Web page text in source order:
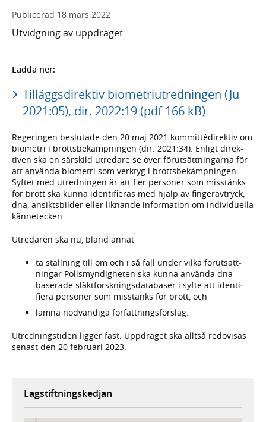
Publicerad 18 mars 2022
Utvidgning av uppdraget
Ladda ner:
Tilläggsdirektiv biometriutredningen (Ju
2021:05), dir. 2022:19 (pdf 166 kB)
Regeringen beslutade den 20 maj 2021 kommitté­direktiv om
biometri i brotts­bekämp­ningen (dir. 2021:34). Enligt direk­
tiven ska en särskild utredare se över förut­sätt­ningarna för
att använda biometri som verktyg i brotts­bekämp­ningen.
Syftet med utred­ningen är att fler personer som misstänks
för brott ska kunna identi­fieras med hjälp av finger­avtryck,
dna, ansikts­bilder eller liknande infor­mation om individu­ella
känne­tecken.
Utredaren ska nu, bland annat
ta ställning till om och i så fall under vilka förut­sätt­
ningar Polis­myndig­heten ska kunna använda dna-
baserade släkt­forsk­nings­data­baser i syfte att identi­
fiera personer som miss­tänks för brott, och
lämna nöd­vän­diga författ­nings­förslag.
Utrednings­tiden ligger fast. Uppdraget ska alltså redo­visas
senast den 20 februari 2023.
Lagstiftningskedjan